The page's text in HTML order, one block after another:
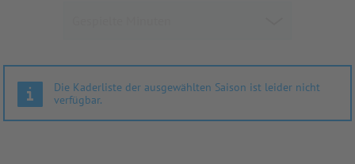
Die Kaderliste der ausgewählten Saison ist leider nicht
verfügbar.